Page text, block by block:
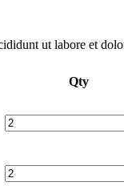
ut labore et
Qty